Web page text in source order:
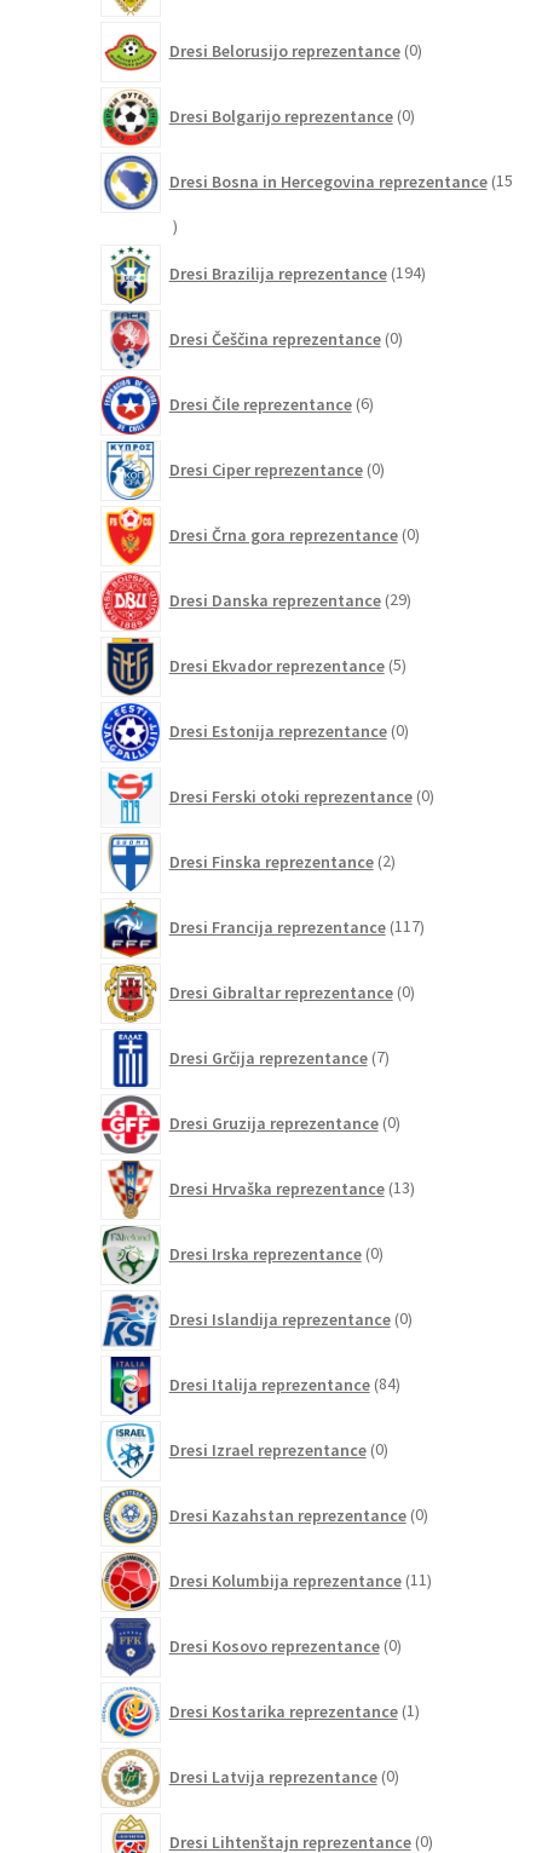
Dresi Belorusijo reprezentance 0izdelkov
Dresi Bolgarijo reprezentance 0izdelkov
Dresi Bosna in Hercegovina reprezentance 15
15
Dresi Brazilija reprezentance 194izdelkov
Dresi Češčina reprezentance 0izdelkov
Dresi Čile reprezentance 6izdelkov
Dresi Ciper reprezentance 0izdelkov
Dresi Črna gora reprezentance 0izdelkov
Dresi Danska reprezentance 29izdelkov
Dresi Ekvador reprezentance 5izdelkov
Dresi Estonija reprezentance 0izdelkov
Dresi Ferski otoki reprezentance 0izdelkov
Dresi Finska reprezentance 2izdelka
Dresi Francija reprezentance 117izdelkov
Dresi Gibraltar reprezentance 0izdelkov
Dresi Grčija reprezentance 7izdelkov
Dresi Gruzija reprezentance 0izdelkov
Dresi Hrvaška reprezentance 13izdelkov
Dresi Irska reprezentance 0izdelkov
Dresi Islandija reprezentance 0izdelkov
Dresi Italija reprezentance 84izdelkov
Dresi Izrael reprezentance 0izdelkov
Dresi Kazahstan reprezentance 0izdelkov
Dresi Kolumbija reprezentance 11izdelkov
Dresi Kosovo reprezentance 0izdelkov
Dresi Kostarika reprezentance 1izdelek
Dresi Latvija reprezentance 0izdelkov
Dresi Lihtenštajn reprezentance 0